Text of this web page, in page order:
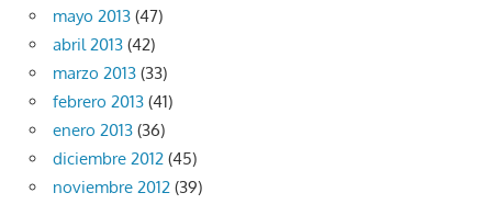
mayo 2013 (47)
abril 2013 (42)
marzo 2013 (33)
febrero 2013 (41)
enero 2013 (36)
diciembre 2012 (45)
noviembre 2012 (39)